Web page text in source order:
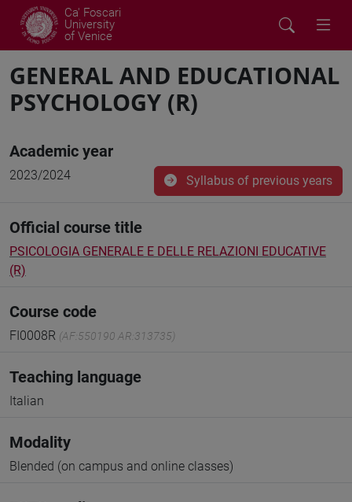
Ca' Foscari
University
of Venice
GENERAL AND EDUCATIONAL
PSYCHOLOGY (R)
Academic year
2023/2024 Syllabus of previous years
Official course title
PSICOLOGIA GENERALE E DELLE RELAZIONI EDUCATIVE
(R)
Course code
FI0008R (AF:550190 AR:313735)
Teaching language
Italian
Modality
Blended (on campus and online classes)